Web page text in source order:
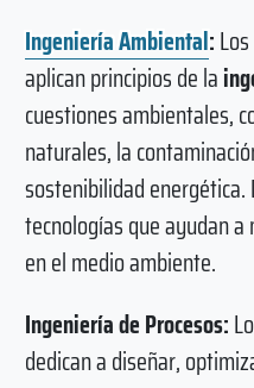
Ingeniería Ambiental:
aplican principios de la
cuestiones ambientales,
naturales, la
sostenibilidad
tecnologías que ayudan
en el medio ambiente.
Ingeniería de Procesos:
dedican a diseñar,